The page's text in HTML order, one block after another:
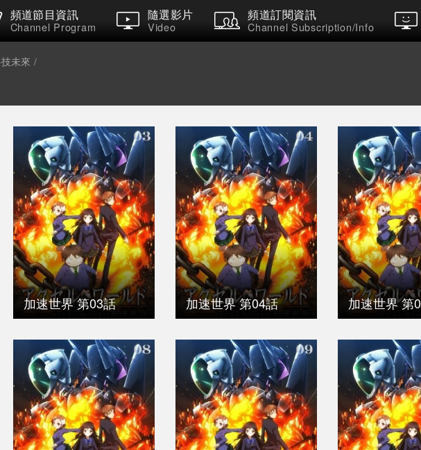
頻道節目資訊
Channel Program
隨選影片
Video
頻道訂閱資訊
Channel Subscription/Info
未來
加速世界 第03話 加速世界 第04話 加速世界 第